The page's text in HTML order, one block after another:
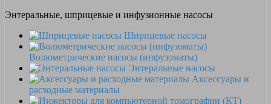
Энтеральные, шприцевые и инфузионные насосы
Шприцевые насосы
Волюметрические насосы (инфузоматы)
Энтеральные насосы
Аксессуары и
расходные материалы